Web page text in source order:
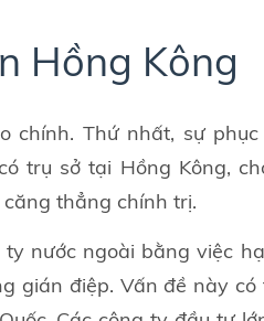
Hồng Kông
chính. Thứ nhất, sự phục
trụ sở tại Hồng Kông,
thẳng chính trị.
nước ngoài bằng việc
gián điệp. Vấn đề này có